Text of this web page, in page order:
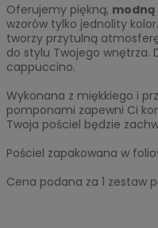
Oferujemy piękną,
wzorów tylko jednolity
tworzy przytulną
do stylu Twojego wnętrza.
cappuccino.
Wykonana z miękkiego i
pomponami zapewni Ci
Twoja pościel będzie
Pościel zapakowana w
Cena podana za 1 zestaw